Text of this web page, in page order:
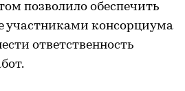
позволило обеспечить
участниками консорциума
ответственность